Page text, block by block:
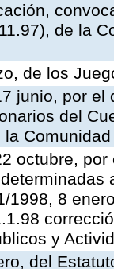
de la
de los
junio, por
del
octubre,
1998, 8
y
del